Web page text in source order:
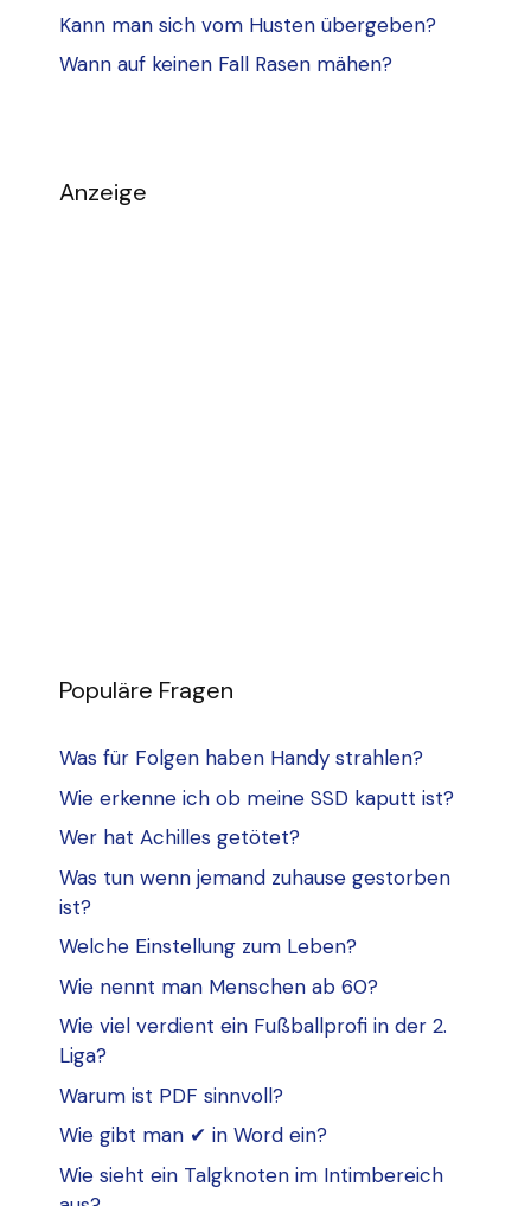
Kann man sich vom Husten übergeben?
Wann auf keinen Fall Rasen mähen?
Anzeige
Populäre Fragen
Was für Folgen haben Handy strahlen?
Wie erkenne ich ob meine SSD kaputt ist?
Wer hat Achilles getötet?
Was tun wenn jemand zuhause gestorben
ist?
Welche Einstellung zum Leben?
Wie nennt man Menschen ab 60?
Wie viel verdient ein Fußballprofi in der 2.
Liga?
Warum ist PDF sinnvoll?
Wie gibt man ✔ in Word ein?
Wie sieht ein Talgknoten im Intimbereich